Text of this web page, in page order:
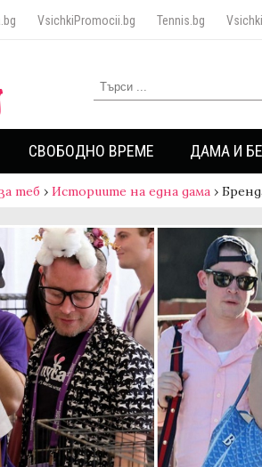
VsichkiPromocii.bg Tennis.bg
СВОБОДНО ВРЕМЕ ДАМА И
теб › Историите на една дама ›